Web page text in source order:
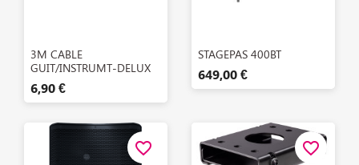
Aperçu rapide
3M CABLE
GUIT/INSTRUMT-DELUX
6,90 €
Aperçu rapide
STAGEPAS 400BT
649,00 €
favorite_border favorite_border